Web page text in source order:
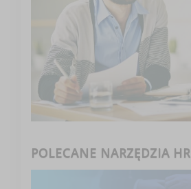
POLECANE NARZĘDZIA HR